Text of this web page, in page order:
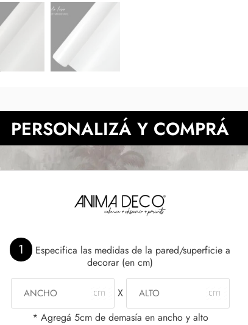
PERSONALIZÁ Y COMPRÁ
1
Especifica las medidas de la pared/superficie a
decorar (en cm)
X
* Agregá 5cm de demasía en ancho y alto